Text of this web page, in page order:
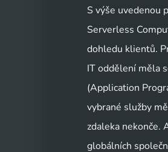
S výše uvedenou
Serverless
dohledu klientů.
IT oddělení měla
(Application
vybrané služby
zdaleka nekonče.
globálních